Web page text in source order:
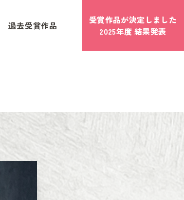
過去受賞作品
受賞作品が決定しました
2025年度 結果発表